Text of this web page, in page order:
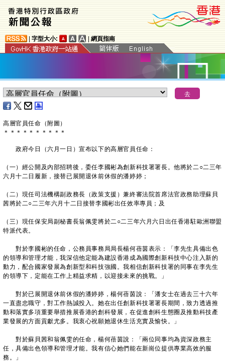
字型大小: 網頁指南
高層官員任命（附圖）
＊ ＊ ＊ ＊ ＊ ＊ ＊ ＊ ＊ ＊
政府今日（六月一日）宣布以下的高層官員任命：
（一）經公開及內部招聘後，委任李國彬為創新科技署署長。他將於二○二三年
六月十二日履新，接替已展開退休前休假的潘婷婷；
（二）現任司法機構副政務長（政策支援）兼終審法院首席法官政務助理蘇貝
茜將於二○二三年六月十二日接替李國彬出任效率專員；及
（三）現任保安局副秘書長翁佩雯將於二○二三年六月六日出任香港駐歐洲聯盟
特派代表。
對於李國彬的任命，公務員事務局局長楊何蓓茵表示：「李先生具備出色
的領導和管理才能，我深信他定能為建設香港成為國際創新科技中心注入新的
動力，配合國家發展為創新型和科技強國。我相信創新科技署的同事在李先生
的領導下，定能在工作上精益求精，以迎接未來的挑戰。」
對於已展開退休前休假的潘婷婷，楊何蓓茵說：「潘女士在過去三十六年
一直盡忠職守，對工作熱誠投入。她在出任創新科技署署長期間，致力透過推
動和落實多項重要舉措推展香港的創科發展，在促進創科生態圈及推動科技產
業發展的方面貢獻尤多。我衷心祝願她退休生活充實及愉快。」
對於蘇貝茜和翁佩雯的任命，楊何蓓茵說：「兩位同事均為資深政務主
任，具備出色領導和管理才能。我有信心她們能在新崗位提供專業高效的服
務。」